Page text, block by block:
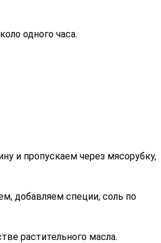
одного часа.
и пропускаем через мясорубку,
добавляем специи, соль по
растительного масла.